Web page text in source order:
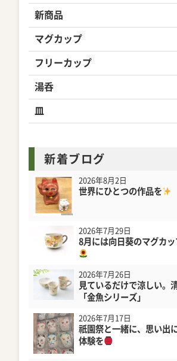
新商品
マグカップ
フリーカップ
湯呑
皿
新着ブログ
2026年8月2日
世界にひとつの作品を
2026年7月29日
8月には向日葵のマグカッ
2026年7月26日
見ているだけで涼しい。
「金魚シリーズ」
2026年7月17日
祇園祭と一緒に、思い出
体験を